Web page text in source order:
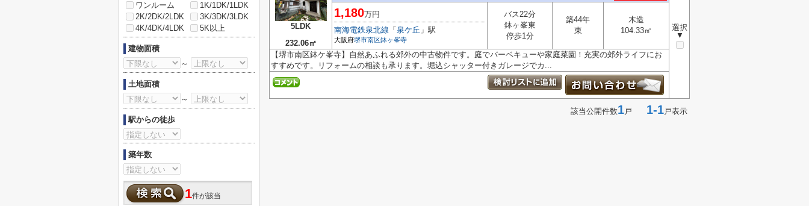
5LDK
232.06㎡
選択
▼
1,180万円
南海電鉄泉北線 「 泉ケ丘 」駅
大阪府堺市南区鉢ヶ峯寺
バス22分
鉢ヶ峯東
停歩1分
築44年
東
木造
104.33㎡
【堺市南区鉢ケ峯寺】自然あふれる郊外の中古物件です。庭でバーベキューや家庭菜園！充実の郊外ライフにお
すすめです。リフォームの相談も承ります。堀込シャッター付きガレージでカ...
該当公開件数1戸 1-1戸表示
ワンルーム
1K/1DK/1LDK
2K/2DK/2LDK
3K/3DK/3LDK
4K/4DK/4LDK
5K以上
建物面積
～
土地面積
～
駅からの徒歩
築年数
1件が該当